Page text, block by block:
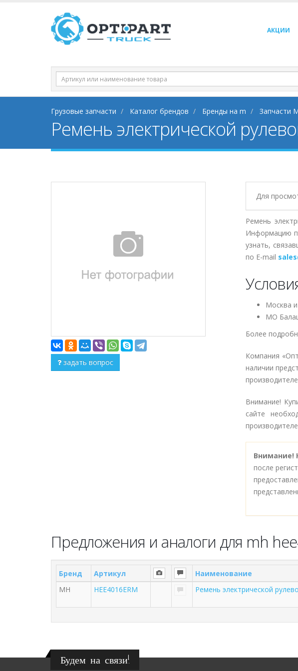
АКЦИИ
Грузовые запчасти Каталог брендов Бренды на m Запчасти
Ремень электрической
задать вопрос
Для
Ремень
Информацию
узнать,
по E-mail
Москва
МО
Более
Компания
наличии
Внимание!
сайте
Внимание!
после
Предложения и аналоги для mh
Бренд Артикул Наименование
MH
HEE4016ERM Ремень электрической
Будем на связи!